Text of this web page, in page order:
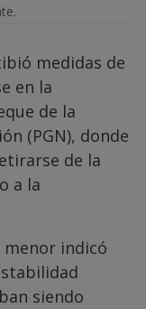
medidas de
en la
de la
(PGN), donde
de la
a la
indicó
siendo